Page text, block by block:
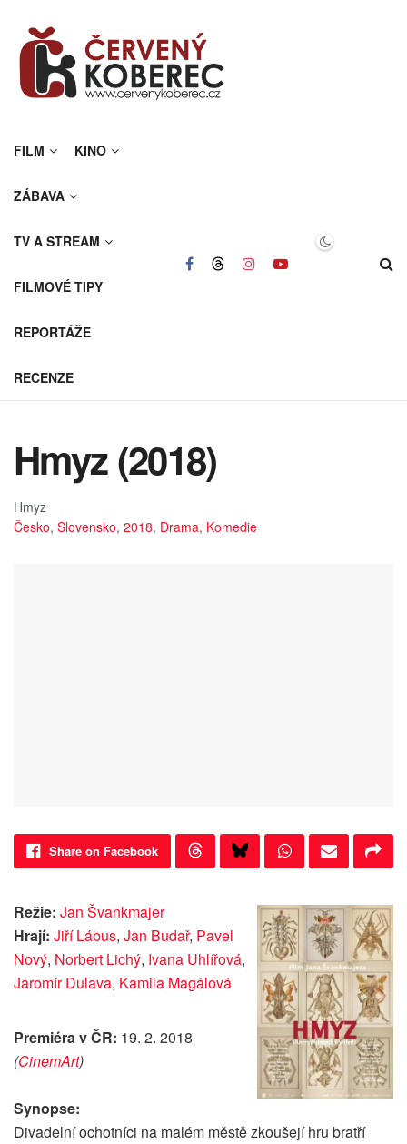
FILM KINO
ZÁBAVA
TV A STREAM
FILMOVÉ TIPY
REPORTÁŽE
RECENZE
Hmyz (2018)
Hmyz
Česko, Slovensko, 2018, Drama, Komedie
Share on Facebook
Režie: Jan Švankmajer
Hrají: Jiří Lábus, Jan Budař, Pavel
Nový, Norbert Lichý, Ivana Uhlířová,
Jaromír Dulava, Kamila Magálová
Premiéra v ČR: 19. 2. 2018
(CinemArt)
Synopse:
Divadelní ochotníci na malém městě zkoušejí hru bratří